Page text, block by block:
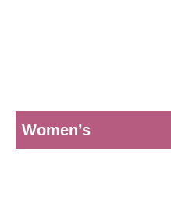
Women’s